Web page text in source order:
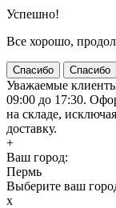
Успешно!
Все хорошо,
Спасибо Спасибо
Уважаемые
09:00 до 17:30.
на складе,
доставку.
+
Ваш город:
Пермь
Выберите ваш
x